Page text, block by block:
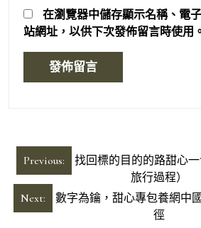
在瀏覽器中儲存顯示名稱、電
站網址，以供下次發佈留言時使用。
文
章
導
Previous:
找回標的目的的路甜心
旅行過程）
Next:
數字為鑰，甜心專包養網中
徑